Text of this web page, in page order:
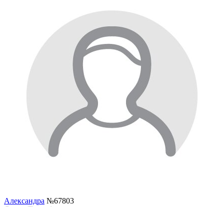
Александра №67803